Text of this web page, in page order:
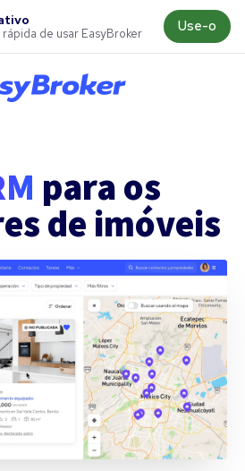
de usar EasyBroker Use-o
para os
de imóveis